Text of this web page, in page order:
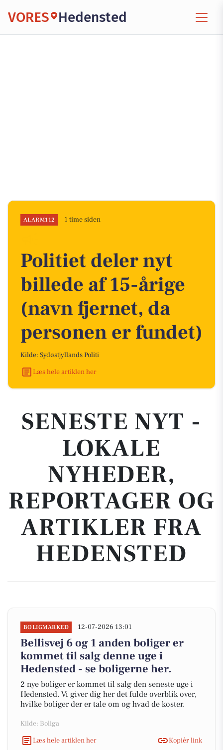
VORES Hedensted
ALARM112 1 time siden
Politiet deler nyt
billede af 15-årige
(navn fjernet, da
personen er fundet)
Kilde: Sydøstjyllands Politi
Læs hele artiklen her
SENESTE NYT -
LOKALE
NYHEDER,
REPORTAGER OG
ARTIKLER FRA
HEDENSTED
BOLIGMARKED 12-07-2026 13:01
Bellisvej 6 og 1 anden boliger er
kommet til salg denne uge i
Hedensted - se boligerne her.
2 nye boliger er kommet til salg den seneste uge i
Hedensted. Vi giver dig her det fulde overblik over,
hvilke boliger der er tale om og hvad de koster.
Kilde: Boliga
Læs hele artiklen her
Kopiér link